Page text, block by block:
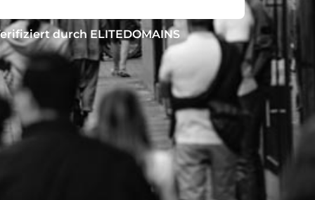
durch ELITEDOMAINS